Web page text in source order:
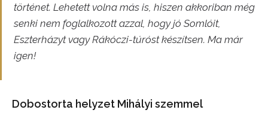
történet. Lehetett volna más is, hiszen akkoriban még
senki nem foglalkozott azzal, hogy jó Somlóit,
Eszterházyt vagy Rákóczi-túróst készítsen. Ma már
igen!
Dobostorta helyzet Mihályi szemmel